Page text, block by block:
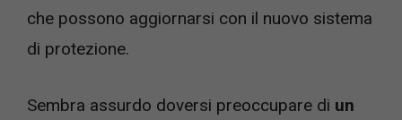
che possono aggiornarsi con il nuovo sistema
di protezione.
Sembra assurdo doversi preoccupare di un